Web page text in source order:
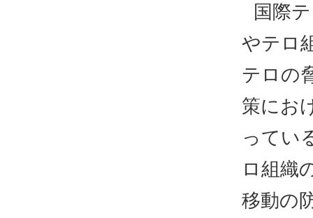
国際
やテロ
テロの
策にお
ってい
ロ組織
移動の